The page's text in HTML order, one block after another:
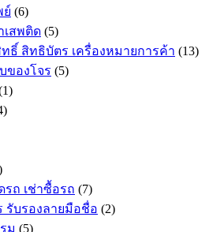
ย์ (6)
เสพติด (5)
ธิ์ สิทธิบัตร เครื่องหมายการค้า (13)
ของโจร (5)
ถ เช่าซื้อรถ (7)
รับรองลายมือชื่อ (2)
ม (5)